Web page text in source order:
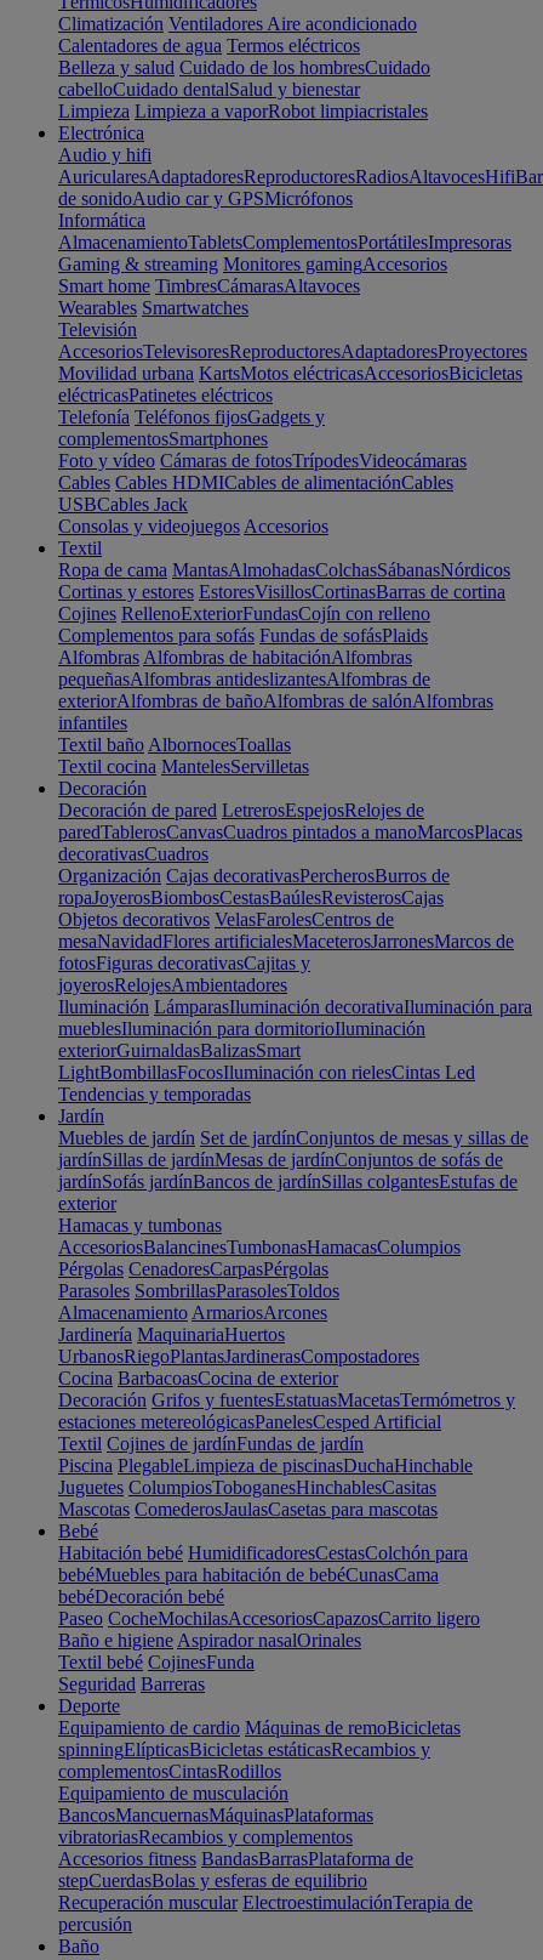
Climatización Ventiladores Aire acondicionado
Calentadores de agua Termos eléctricos
Belleza y salud Cuidado de los hombresCuidado
cabelloCuidado dentalSalud y bienestar
Limpieza Limpieza a vaporRobot limpiacristales
Electrónica
Audio y hifi
AuricularesAdaptadoresReproductoresRadiosAltavocesHifi
de sonidoAudio car y GPSMicrófonos
Informática
AlmacenamientoTabletsComplementosPortátilesImpresoras
Gaming & streaming Monitores gamingAccesorios
Smart home TimbresCámarasAltavoces
Wearables Smartwatches
Televisión
AccesoriosTelevisoresReproductoresAdaptadoresProyectores
Movilidad urbana KartsMotos eléctricasAccesoriosBicicletas
eléctricasPatinetes eléctricos
Telefonía Teléfonos fijosGadgets y
complementosSmartphones
Foto y vídeo Cámaras de fotosTrípodesVideocámaras
Cables Cables HDMICables de alimentaciónCables
USBCables Jack
Consolas y videojuegos Accesorios
Textil
Ropa de cama MantasAlmohadasColchasSábanasNórdicos
Cortinas y estores EstoresVisillosCortinasBarras de cortina
Cojines RellenoExteriorFundasCojín con relleno
Complementos para sofás Fundas de sofásPlaids
Alfombras Alfombras de habitaciónAlfombras
pequeñasAlfombras antideslizantesAlfombras de
exteriorAlfombras de bañoAlfombras de salónAlfombras
infantiles
Textil baño AlbornocesToallas
Textil cocina MantelesServilletas
Decoración
Decoración de pared LetrerosEspejosRelojes de
paredTablerosCanvasCuadros pintados a manoMarcosPlacas
decorativasCuadros
Organización Cajas decorativasPercherosBurros de
ropaJoyerosBiombosCestasBaúlesRevisterosCajas
Objetos decorativos VelasFarolesCentros de
mesaNavidadFlores artificialesMaceterosJarronesMarcos de
fotosFiguras decorativasCajitas y
joyerosRelojesAmbientadores
Iluminación LámparasIluminación decorativaIluminación para
mueblesIluminación para dormitorioIluminación
exteriorGuirnaldasBalizasSmart
LightBombillasFocosIluminación con rielesCintas Led
Tendencias y temporadas
Jardín
Muebles de jardín Set de jardínConjuntos de mesas y sillas de
jardínSillas de jardínMesas de jardínConjuntos de sofás de
jardínSofás jardínBancos de jardínSillas colgantesEstufas de
exterior
Hamacas y tumbonas
AccesoriosBalancinesTumbonasHamacasColumpios
Pérgolas CenadoresCarpasPérgolas
Parasoles SombrillasParasolesToldos
Almacenamiento ArmariosArcones
Jardinería MaquinariaHuertos
UrbanosRiegoPlantasJardinerasCompostadores
Cocina BarbacoasCocina de exterior
Decoración Grifos y fuentesEstatuasMacetasTermómetros y
estaciones metereológicasPanelesCesped Artificial
Textil Cojines de jardínFundas de jardín
Piscina PlegableLimpieza de piscinasDuchaHinchable
Juguetes ColumpiosToboganesHinchablesCasitas
Mascotas ComederosJaulasCasetas para mascotas
Bebé
Habitación bebé HumidificadoresCestasColchón para
bebéMuebles para habitación de bebéCunasCama
bebéDecoración bebé
Paseo CocheMochilasAccesoriosCapazosCarrito ligero
Baño e higiene Aspirador nasalOrinales
Textil bebé CojinesFunda
Seguridad Barreras
Deporte
Equipamiento de cardio Máquinas de remoBicicletas
spinningElípticasBicicletas estáticasRecambios y
complementosCintasRodillos
Equipamiento de musculación
BancosMancuernasMáquinasPlataformas
vibratoriasRecambios y complementos
Accesorios fitness BandasBarrasPlataforma de
stepCuerdasBolas y esferas de equilibrio
Recuperación muscular ElectroestimulaciónTerapia de
percusión
Baño